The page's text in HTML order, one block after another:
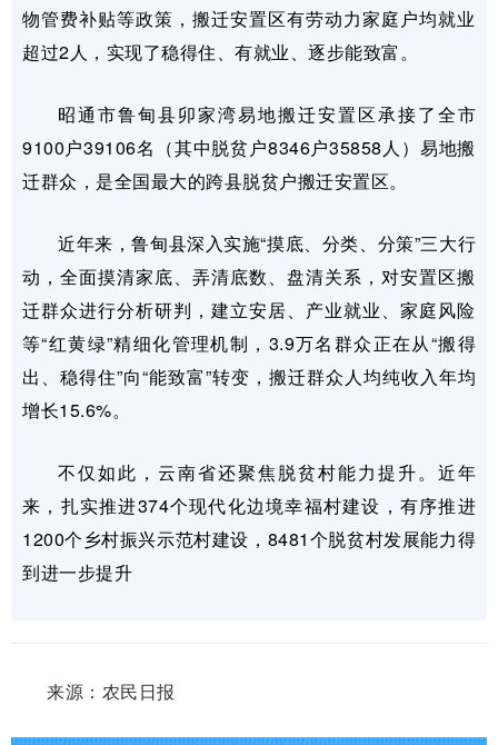
物管费补贴等政策，搬迁安置区有劳动力家庭户均就业
超过2人，实现了稳得住、有就业、逐步能致富。
昭通市鲁甸县卯家湾易地搬迁安置区承接了全市
9100户39106名（其中脱贫户8346户35858人）易地搬
迁群众，是全国最大的跨县脱贫户搬迁安置区。
近年来，鲁甸县深入实施“摸底、分类、分策”三大行
动，全面摸清家底、弄清底数、盘清关系，对安置区搬
迁群众进行分析研判，建立安居、产业就业、家庭风险
等“红黄绿”精细化管理机制，3.9万名群众正在从“搬得
出、稳得住”向“能致富”转变，搬迁群众人均纯收入年均
增长15.6%。
不仅如此，云南省还聚焦脱贫村能力提升。近年
来，扎实推进374个现代化边境幸福村建设，有序推进
1200个乡村振兴示范村建设，8481个脱贫村发展能力得
到进一步提升
来源：农民日报